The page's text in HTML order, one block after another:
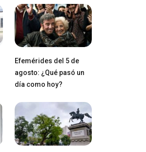
Efemérides del 5 de
agosto: ¿Qué pasó un
día como hoy?